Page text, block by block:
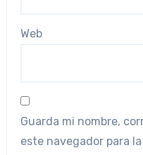
Web
Guarda mi nombre,
este navegador para